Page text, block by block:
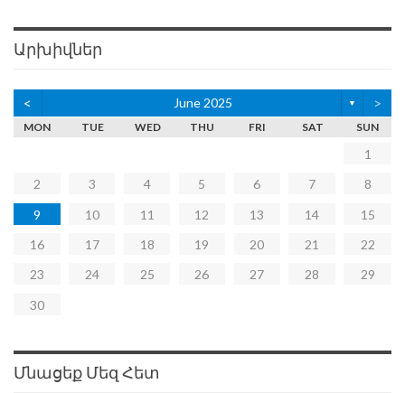
Արխիվներ
< June 2025 ▼ >
MON TUE WED THU FRI SAT SUN
1
2
3 4 5 6 7
8
9
10 11 12 13 14
15
16
17 18 19 20 21
22
23
24 25 26 27 28
29
30
Մնացեք Մեզ Հետ